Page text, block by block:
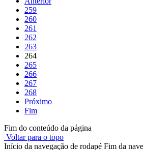
259
260
261
262
263
264
265
266
267
268
Próximo
Fim
Fim do conteúdo da página
Voltar para o topo
Início da navegação de rodapé Fim da